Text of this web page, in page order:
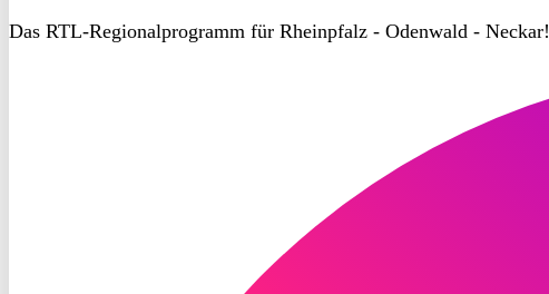
Das RTL-Regionalprogramm für Rheinpfalz - Odenwald - Neckar!